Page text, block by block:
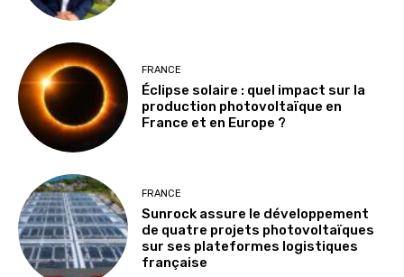
FRANCE
Éclipse solaire : quel impact sur la
production photovoltaïque en
France et en Europe ?
FRANCE
Sunrock assure le développement
de quatre projets photovoltaïques
sur ses plateformes logistiques
française